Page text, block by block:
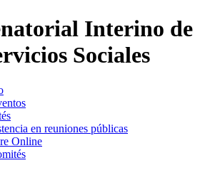
Interino de
Sociales
en reuniones públicas
Online